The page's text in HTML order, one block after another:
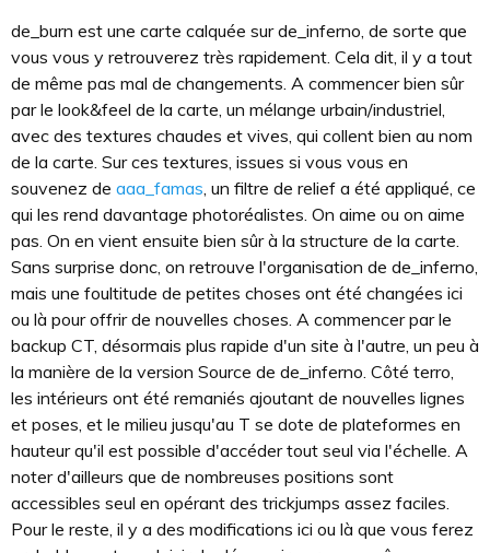
de_burn est une carte calquée sur de_inferno, de sorte que
vous vous y retrouverez très rapidement. Cela dit, il y a tout
de même pas mal de changements. A commencer bien sûr
par le look&feel de la carte, un mélange urbain/industriel,
avec des textures chaudes et vives, qui collent bien au nom
de la carte. Sur ces textures, issues si vous vous en
souvenez de aaa_famas, un filtre de relief a été appliqué, ce
qui les rend davantage photoréalistes. On aime ou on aime
pas. On en vient ensuite bien sûr à la structure de la carte.
Sans surprise donc, on retrouve l'organisation de de_inferno,
mais une foultitude de petites choses ont été changées ici
ou là pour offrir de nouvelles choses. A commencer par le
backup CT, désormais plus rapide d'un site à l'autre, un peu à
la manière de la version Source de de_inferno. Côté terro,
les intérieurs ont été remaniés ajoutant de nouvelles lignes
et poses, et le milieu jusqu'au T se dote de plateformes en
hauteur qu'il est possible d'accéder tout seul via l'échelle. A
noter d'ailleurs que de nombreuses positions sont
accessibles seul en opérant des trickjumps assez faciles.
Pour le reste, il y a des modifications ici ou là que vous ferez